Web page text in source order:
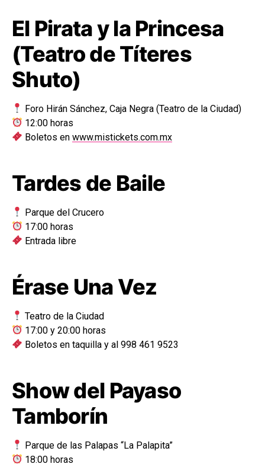
El Pirata y la Princesa
(Teatro de Títeres
Shuto)
Foro Hirán Sánchez, Caja Negra (Teatro de la Ciudad)
12:00 horas
Boletos enwww.mistickets.com.mx
Tardes de Baile
Parque del Crucero
17:00 horas
Entrada libre
Érase Una Vez
Teatro de la Ciudad
17:00 y 20:00 horas
Boletos en taquilla y al 998 461 9523
Show del Payaso
Tamborín
Parque de las Palapas “La Palapita”
18:00 horas